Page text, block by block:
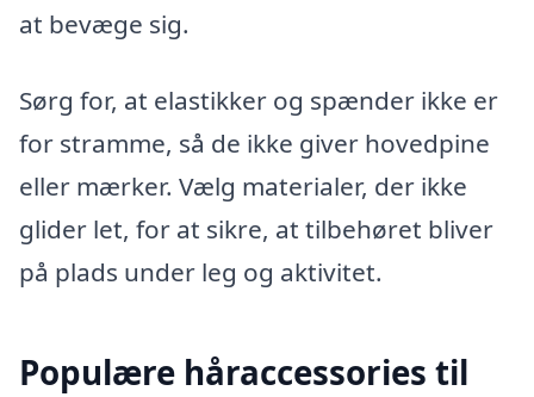
at bevæge sig.
Sørg for, at elastikker og spænder ikke er
for stramme, så de ikke giver hovedpine
eller mærker. Vælg materialer, der ikke
glider let, for at sikre, at tilbehøret bliver
på plads under leg og aktivitet.
Populære håraccessories til